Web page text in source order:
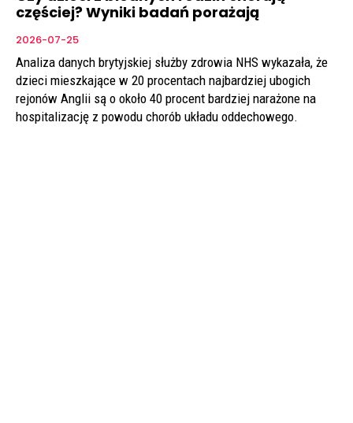
częściej? Wyniki badań porażają
2026-07-25
Analiza danych brytyjskiej służby zdrowia NHS wykazała, że
dzieci mieszkające w 20 procentach najbardziej ubogich
rejonów Anglii są o około 40 procent bardziej narażone na
hospitalizację z powodu chorób układu oddechowego.